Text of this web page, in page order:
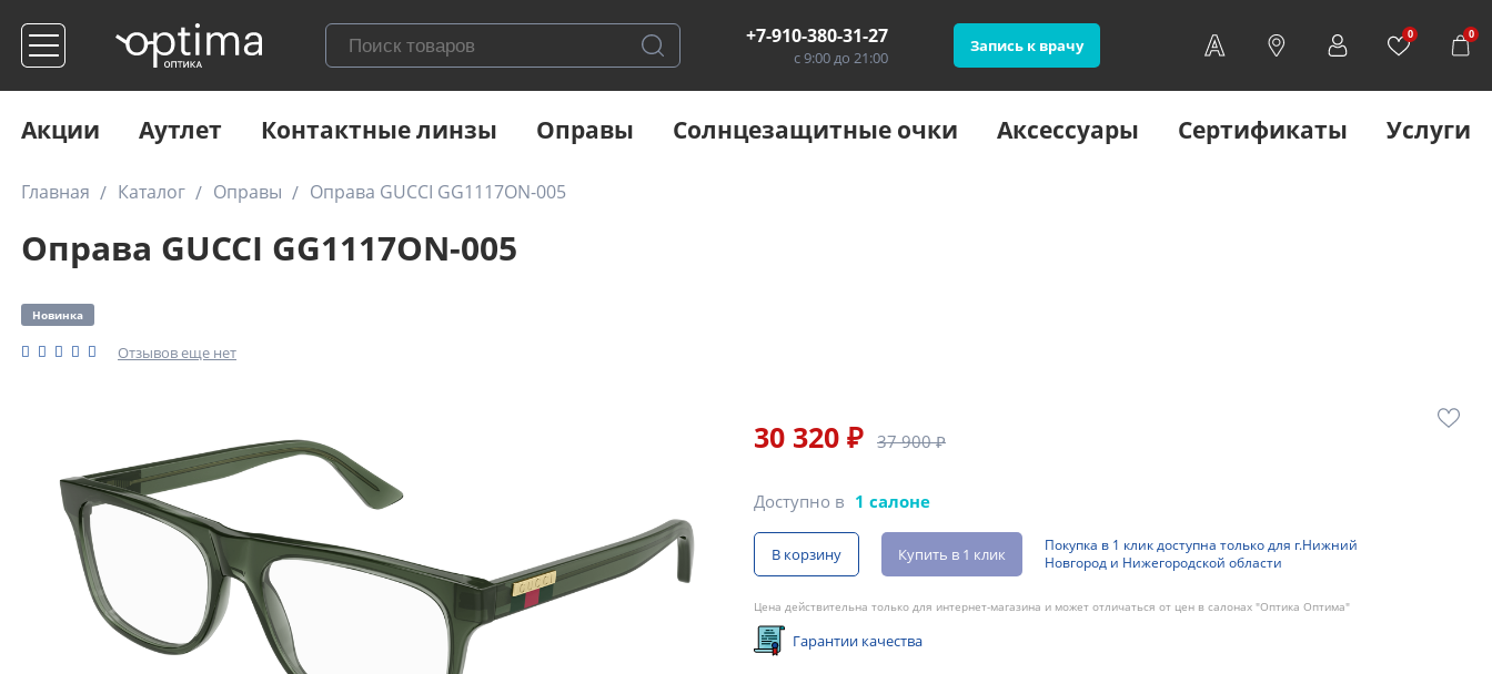
+7-910-380-31-27
с 9:00 до 21:00
Запись к врачу
0 0
Акции Аутлет Контактные линзы Оправы Солнцезащитные очки Аксессуары Сертификаты Услуги
Главная Каталог Оправы Оправа GUCCI GG1117ON-005
Оправа GUCCI GG1117ON-005
Новинка
Отзывов еще нет
30 320 ₽ 37 900 ₽
Доступно в 1 салоне
В корзину Купить в 1 клик
Покупка в 1 клик доступна только для г.Нижний
Новгород и Нижегородской области
Цена действительна только для интернет-магазина и может отличаться от цен в салонах "Оптика Оптима"
Гарантии качества